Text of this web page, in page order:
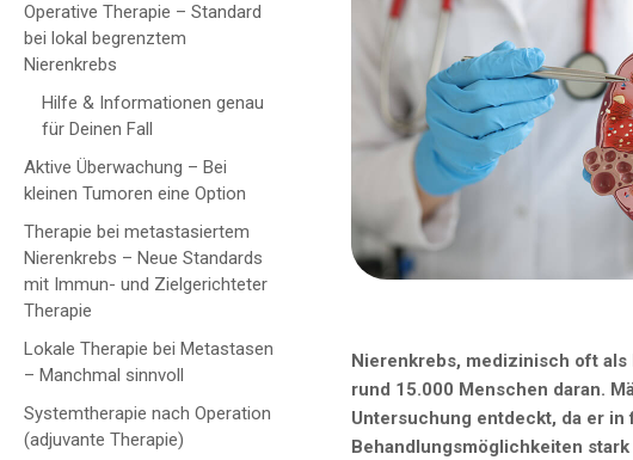
Operative Therapie – Standard
bei lokal begrenztem
Nierenkrebs
Hilfe & Informationen genau
für Deinen Fall
Aktive Überwachung – Bei
kleinen Tumoren eine Option
Therapie bei metastasiertem
Nierenkrebs – Neue Standards
mit Immun- und Zielgerichteter
Therapie
Lokale Therapie bei Metastasen
– Manchmal sinnvoll
Systemtherapie nach Operation
(adjuvante Therapie)
Nierenkrebs, medizinisch oft
rund 15.000 Menschen daran.
Untersuchung entdeckt, da er
Behandlungsmöglichkeiten